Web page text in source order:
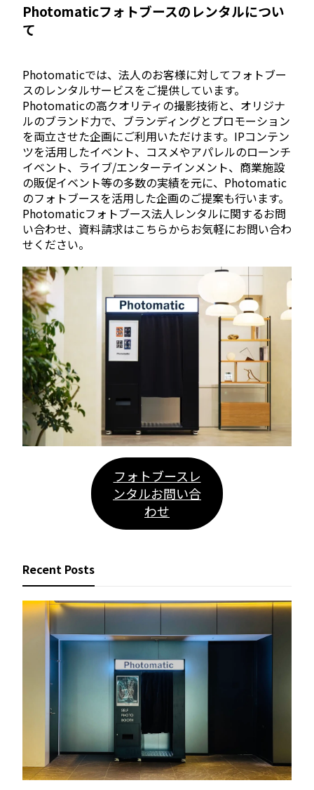
Photomaticフォトブースのレンタルについ
て
Photomaticでは、法人のお客様に対してフォトブー
スのレンタルサービスをご提供しています。
Photomaticの高クオリティの撮影技術と、オリジナ
ルのブランド力で、ブランディングとプロモーション
を両立させた企画にご利用いただけます。IPコンテン
ツを活用したイベント、コスメやアパレルのローンチ
イベント、ライブ/エンターテインメント、商業施設
の販促イベント等の多数の実績を元に、Photomatic
のフォトブースを活用した企画のご提案も行います。
Photomaticフォトブース法人レンタルに関するお問
い合わせ、資料請求はこちらからお気軽にお問い合わ
せください。
フォトブースレ
ンタルお問い合
わせ
Recent Posts